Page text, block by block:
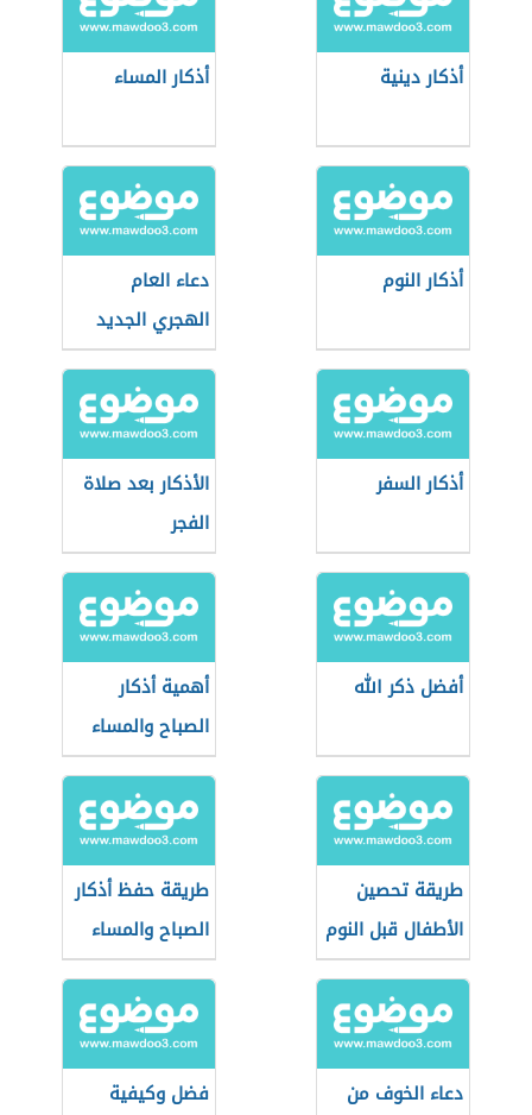
أذكار دينية أذكار المساء
أذكار النوم
دعاء العام
الهجري الجديد
أذكار السفر
الأذكار بعد صلاة
الفجر
أفضل ذكر الله
أهمية أذكار
الصباح والمساء
طريقة تحصين
الأطفال قبل النوم
طريقة حفظ أذكار
الصباح والمساء
دعاء الخوف من
فضل وكيفية